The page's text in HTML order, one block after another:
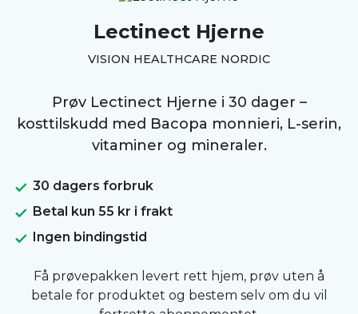
Lectinect Hjerne
VISION HEALTHCARE NORDIC
Prøv Lectinect Hjerne i 30 dager –
kosttilskudd med Bacopa monnieri, L-serin,
vitaminer og mineraler.
30 dagers forbruk
Betal kun 55 kr i frakt
Ingen bindingstid
Få prøvepakken levert rett hjem, prøv uten å
betale for produktet og bestem selv om du vil